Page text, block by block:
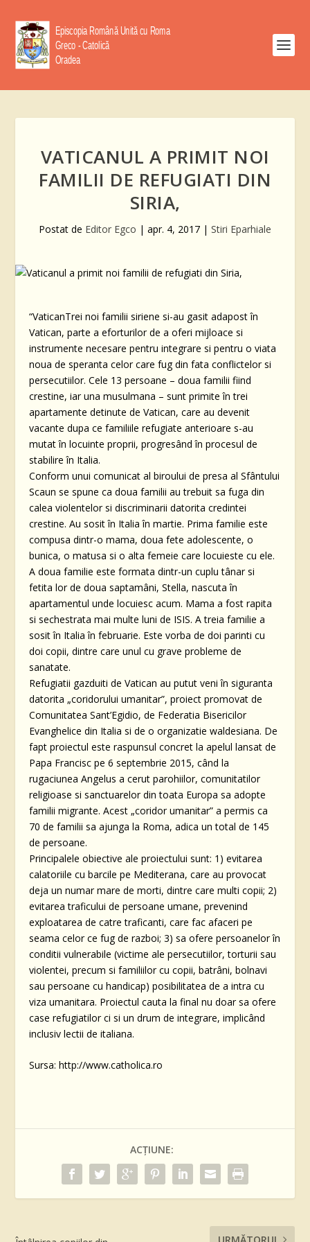
VATICANUL A PRIMIT NOI
FAMILII DE REFUGIATI DIN
SIRIA,
Postat de Editor Egco | apr. 4, 2017 | Stiri Eparhiale
“VaticanTrei noi familii siriene si-au gasit adapost în
Vatican, parte a eforturilor de a oferi mijloace si
instrumente necesare pentru integrare si pentru o viata
noua de speranta celor care fug din fata conflictelor si
persecutiilor. Cele 13 persoane – doua familii fiind
crestine, iar una musulmana – sunt primite în trei
apartamente detinute de Vatican, care au devenit
vacante dupa ce familiile refugiate anterioare s-au
mutat în locuinte proprii, progresând în procesul de
stabilire în Italia.
Conform unui comunicat al biroului de presa al Sfântului
Scaun se spune ca doua familii au trebuit sa fuga din
calea violentelor si discriminarii datorita credintei
crestine. Au sosit în Italia în martie. Prima familie este
compusa dintr-o mama, doua fete adolescente, o
bunica, o matusa si o alta femeie care locuieste cu ele.
A doua familie este formata dintr-un cuplu tânar si
fetita lor de doua saptamâni, Stella, nascuta în
apartamentul unde locuiesc acum. Mama a fost rapita
si sechestrata mai multe luni de ISIS. A treia familie a
sosit în Italia în februarie. Este vorba de doi parinti cu
doi copii, dintre care unul cu grave probleme de
sanatate.
Refugiatii gazduiti de Vatican au putut veni în siguranta
datorita „coridorului umanitar”, proiect promovat de
Comunitatea Sant’Egidio, de Federatia Bisericilor
Evanghelice din Italia si de o organizatie waldesiana. De
fapt proiectul este raspunsul concret la apelul lansat de
Papa Francisc pe 6 septembrie 2015, când la
rugaciunea Angelus a cerut parohiilor, comunitatilor
religioase si sanctuarelor din toata Europa sa adopte
familii migrante. Acest „coridor umanitar” a permis ca
70 de familii sa ajunga la Roma, adica un total de 145
de persoane.
Principalele obiective ale proiectului sunt: 1) evitarea
calatoriile cu barcile pe Mediterana, care au provocat
deja un numar mare de morti, dintre care multi copii; 2)
evitarea traficului de persoane umane, prevenind
exploatarea de catre traficanti, care fac afaceri pe
seama celor ce fug de razboi; 3) sa ofere persoanelor în
conditii vulnerabile (victime ale persecutiilor, torturii sau
violentei, precum si familiilor cu copii, batrâni, bolnavi
sau persoane cu handicap) posibilitatea de a intra cu
viza umanitara. Proiectul cauta la final nu doar sa ofere
case refugiatilor ci si un drum de integrare, implicând
inclusiv lectii de italiana.
Sursa: http://www.catholica.ro
ACȚIUNE: